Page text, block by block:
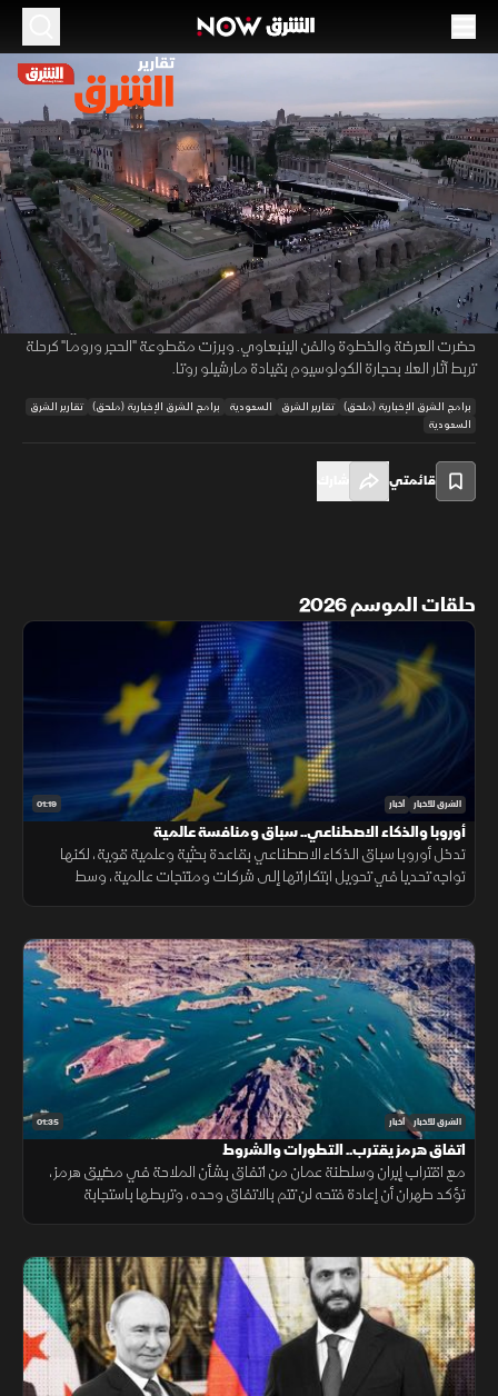
00:12 03:06
روائع الأوركسترا السعودية في روما.. القوى
الناعمة تغزو إيطاليا
10 مايو 2026 03:06 أخبار
تقارير الشرق
احتضنت ساحة فينوس قرب الكولوسيوم حوارًا فنيًا بين السعودية وإيطاليا،
قدّمه الأوركسترا والكورال الوطني السعودي بمزيج من الموسيقى السعودية
والإيطالية والعالمية. وامتزجت الأوتار السعودية بصوت أندريا بوتشيلي، فيما
حضرت العرضة والخطوة والفن الينبعاوي. وبرزت مقطوعة "الحجر وروما" كرحلة
تربط آثار العلا بحجارة الكولوسيوم بقيادة مارشيلو روتا.
برامج الشرق الإخبارية (ملحق) تقارير الشرق السعودية برامج الشرق الإخبارية (ملحق) تقارير الشرق
السعودية
قائمتي
حلقات الموسم 2026
01:19 الشرق للأخبار أخبار
أوروبا والذكاء الاصطناعي.. سباق ومنافسة عالمية
تدخل أوروبا سباق الذكاء الاصطناعي بقاعدة بحثية وعلمية قوية، لكنها
تواجه تحديا في تحويل ابتكاراتها إلى شركات ومنتجات عالمية، وسط
01:35 الشرق للأخبار أخبار
اتفاق هرمز يقترب.. التطورات والشروط
مع اقتراب إيران وسلطنة عمان من اتفاق بشأن الملاحة في مضيق هرمز،
تؤكد طهران أن إعادة فتحه لن تتم بالاتفاق وحده، وتربطها باستجابة